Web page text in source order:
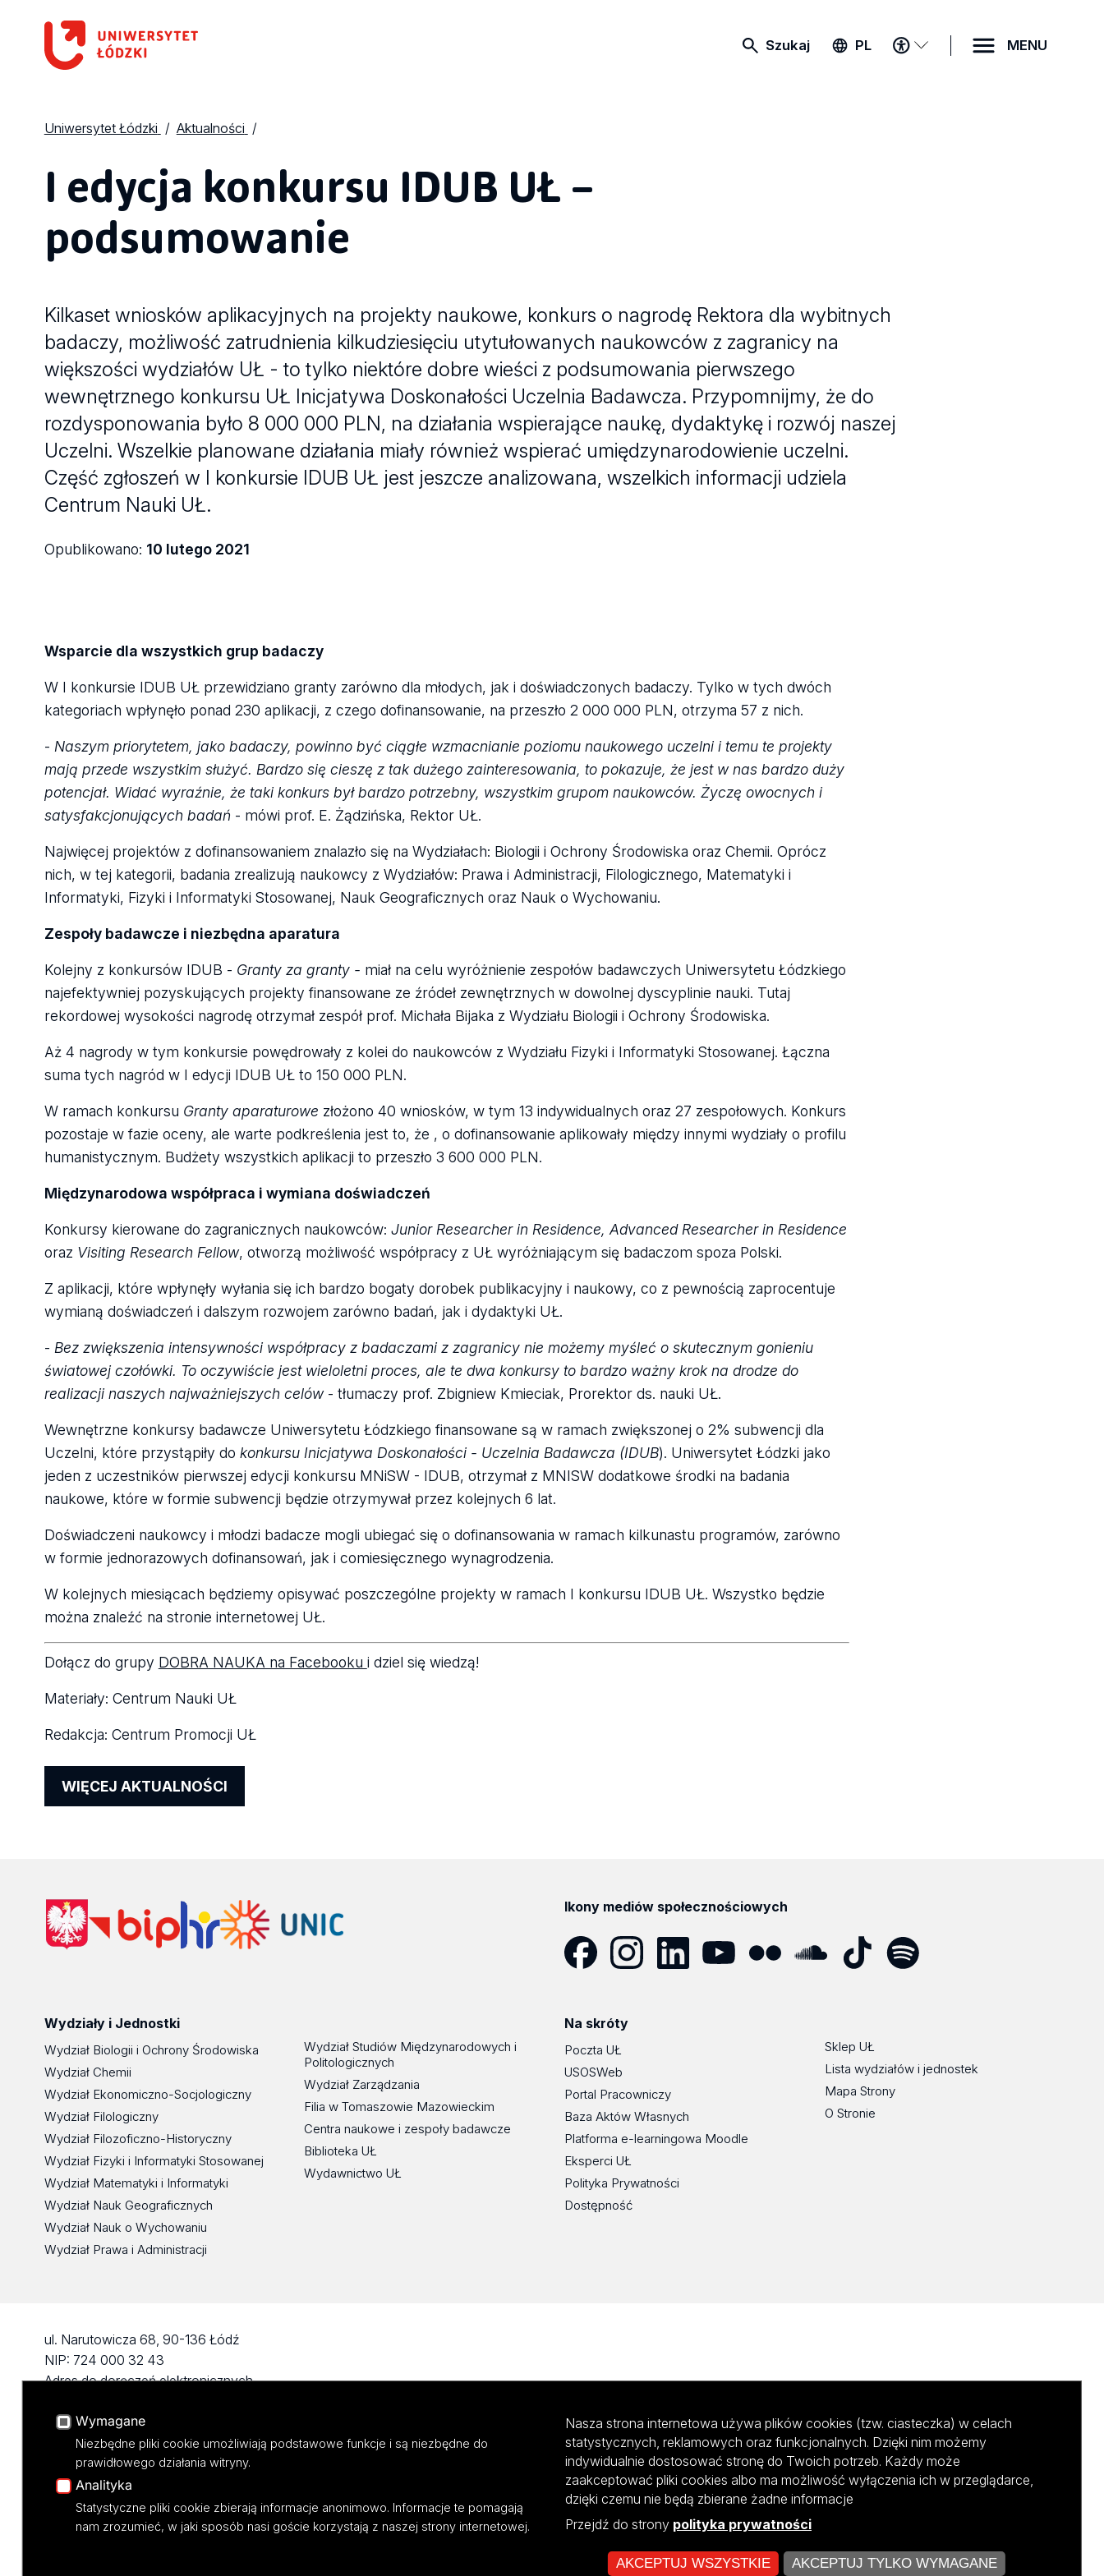
Szukaj PL
MENU
DOSTĘPNOŚCI
MENU
Uniwersytet Łódzki Aktualności
I edycja konkursu IDUB UŁ –
podsumowanie
Kilkaset wniosków aplikacyjnych na projekty naukowe, konkurs o nagrodę Rektora dla wybitnych
badaczy, możliwość zatrudnienia kilkudziesięciu utytułowanych naukowców z zagranicy na
większości wydziałów UŁ - to tylko niektóre dobre wieści z podsumowania pierwszego
wewnętrznego konkursu UŁ Inicjatywa Doskonałości Uczelnia Badawcza. Przypomnijmy, że do
rozdysponowania było 8 000 000 PLN, na działania wspierające naukę, dydaktykę i rozwój naszej
Uczelni. Wszelkie planowane działania miały również wspierać umiędzynarodowienie uczelni.
Część zgłoszeń w I konkursie IDUB UŁ jest jeszcze analizowana, wszelkich informacji udziela
Centrum Nauki UŁ.
Opublikowano: 10 lutego 2021
Wsparcie dla wszystkich grup badaczy
W I konkursie IDUB UŁ przewidziano granty zarówno dla młodych, jak i doświadczonych badaczy. Tylko w tych dwóch
kategoriach wpłynęło ponad 230 aplikacji, z czego dofinansowanie, na przeszło 2 000 000 PLN, otrzyma 57 z nich.
- Naszym priorytetem, jako badaczy, powinno być ciągłe wzmacnianie poziomu naukowego uczelni i temu te projekty
mają przede wszystkim służyć. Bardzo się cieszę z tak dużego zainteresowania, to pokazuje, że jest w nas bardzo duży
potencjał. Widać wyraźnie, że taki konkurs był bardzo potrzebny, wszystkim grupom naukowców. Życzę owocnych i
satysfakcjonujących badań - mówi prof. E. Żądzińska, Rektor UŁ.
Najwięcej projektów z dofinansowaniem znalazło się na Wydziałach: Biologii i Ochrony Środowiska oraz Chemii. Oprócz
nich, w tej kategorii, badania zrealizują naukowcy z Wydziałów: Prawa i Administracji, Filologicznego, Matematyki i
Informatyki, Fizyki i Informatyki Stosowanej, Nauk Geograficznych oraz Nauk o Wychowaniu.
Zespoły badawcze i niezbędna aparatura
Kolejny z konkursów IDUB - Granty za granty - miał na celu wyróżnienie zespołów badawczych Uniwersytetu Łódzkiego
najefektywniej pozyskujących projekty finansowane ze źródeł zewnętrznych w dowolnej dyscyplinie nauki. Tutaj
rekordowej wysokości nagrodę otrzymał zespół prof. Michała Bijaka z Wydziału Biologii i Ochrony Środowiska.
Aż 4 nagrody w tym konkursie powędrowały z kolei do naukowców z Wydziału Fizyki i Informatyki Stosowanej. Łączna
suma tych nagród w I edycji IDUB UŁ to 150 000 PLN.
W ramach konkursu Granty aparaturowe złożono 40 wniosków, w tym 13 indywidualnych oraz 27 zespołowych. Konkurs
pozostaje w fazie oceny, ale warte podkreślenia jest to, że , o dofinansowanie aplikowały między innymi wydziały o profilu
humanistycznym. Budżety wszystkich aplikacji to przeszło 3 600 000 PLN.
Międzynarodowa współpraca i wymiana doświadczeń
Konkursy kierowane do zagranicznych naukowców: Junior Researcher in Residence, Advanced Researcher in Residence
oraz Visiting Research Fellow, otworzą możliwość współpracy z UŁ wyróżniającym się badaczom spoza Polski.
Z aplikacji, które wpłynęły wyłania się ich bardzo bogaty dorobek publikacyjny i naukowy, co z pewnością zaprocentuje
wymianą doświadczeń i dalszym rozwojem zarówno badań, jak i dydaktyki UŁ.
- Bez zwiększenia intensywności współpracy z badaczami z zagranicy nie możemy myśleć o skutecznym gonieniu
światowej czołówki. To oczywiście jest wieloletni proces, ale te dwa konkursy to bardzo ważny krok na drodze do
realizacji naszych najważniejszych celów- tłumaczy prof. Zbigniew Kmieciak, Prorektor ds. nauki UŁ.
Wewnętrzne konkursy badawcze Uniwersytetu Łódzkiego finansowane są w ramach zwiększonej o 2% subwencji dla
Uczelni, które przystąpiły do konkursu Inicjatywa Doskonałości - Uczelnia Badawcza (IDUB). Uniwersytet Łódzki jako
jeden z uczestników pierwszej edycji konkursu MNiSW - IDUB, otrzymał z MNISW dodatkowe środki na badania
naukowe, które w formie subwencji będzie otrzymywał przez kolejnych 6 lat.
Doświadczeni naukowcy i młodzi badacze mogli ubiegać się o dofinansowania w ramach kilkunastu programów, zarówno
w formie jednorazowych dofinansowań, jak i comiesięcznego wynagrodzenia.
W kolejnych miesiącach będziemy opisywać poszczególne projekty w ramach I konkursu IDUB UŁ. Wszystko będzie
można znaleźć na stronie internetowej UŁ.
Dołącz do grupy DOBRA NAUKA na Facebooku i dziel się wiedzą!
Materiały: Centrum Nauki UŁ
Redakcja: Centrum Promocji UŁ
WIĘCEJ AKTUALNOŚCI
Ikony mediów społecznościowych
Wydziały i Jednostki
Wydział Biologii i Ochrony Środowiska
Wydział Chemii
Wydział Ekonomiczno-Socjologiczny
Wydział Filologiczny
Wydział Filozoficzno-Historyczny
Wydział Fizyki i Informatyki Stosowanej
Wydział Matematyki i Informatyki
Wydział Nauk Geograficznych
Wydział Nauk o Wychowaniu
Wydział Prawa i Administracji
Wydział Studiów Międzynarodowych i
Politologicznych
Wydział Zarządzania
Filia w Tomaszowie Mazowieckim
Centra naukowe i zespoły badawcze
Biblioteka UŁ
Wydawnictwo UŁ
Na skróty
Poczta UŁ
USOSWeb
Portal Pracowniczy
Baza Aktów Własnych
Platforma e-learningowa Moodle
Eksperci UŁ
Polityka Prywatności
Dostępność
Sklep UŁ
Lista wydziałów i jednostek
Mapa Strony
O Stronie
ul. Narutowicza 68, 90-136 Łódź
NIP: 724 000 32 43
Adres do doręczeń elektronicznych
KONTAKT
Wymagane
Niezbędne pliki cookie umożliwiają podstawowe funkcje i są niezbędne do
prawidłowego działania witryny.
Analityka
Statystyczne pliki cookie zbierają informacje anonimowo. Informacje te pomagają
nam zrozumieć, w jaki sposób nasi goście korzystają z naszej strony internetowej.
Nasza strona internetowa używa plików cookies (tzw. ciasteczka) w celach
statystycznych, reklamowych oraz funkcjonalnych. Dzięki nim możemy
indywidualnie dostosować stronę do Twoich potrzeb. Każdy może
zaakceptować pliki cookies albo ma możliwość wyłączenia ich w przeglądarce,
dzięki czemu nie będą zbierane żadne informacje
Przejdź do strony polityka prywatności
AKCEPTUJ WSZYSTKIE AKCEPTUJ TYLKO WYMAGANE